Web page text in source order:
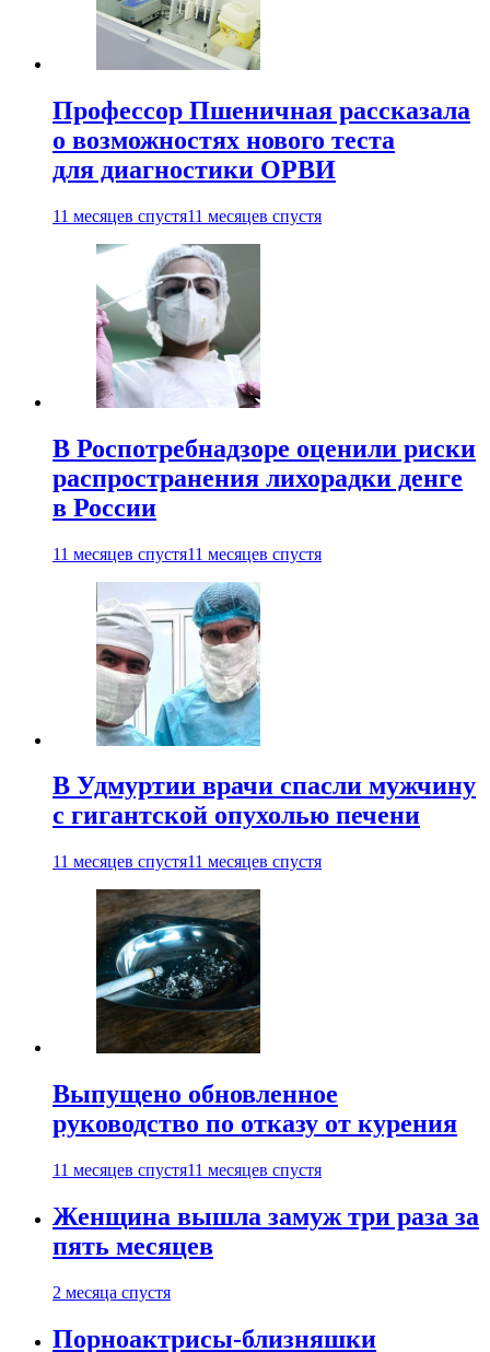
Профессор Пшеничная рассказала
о возможностях нового теста
для диагностики ОРВИ
11 месяцев спустя11 месяцев спустя
В Роспотребнадзоре оценили риски
распространения лихорадки денге
в России
11 месяцев спустя11 месяцев спустя
В Удмуртии врачи спасли мужчину
с гигантской опухолью печени
11 месяцев спустя11 месяцев спустя
Выпущено обновленное
руководство по отказу от курения
11 месяцев спустя11 месяцев спустя
Женщина вышла замуж три раза за
пять месяцев
2 месяца спустя
Порноактрисы-близняшки